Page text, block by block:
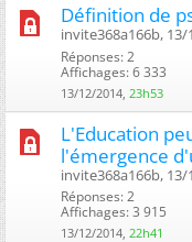
Définition de
invite368a166b, 13/
Réponses: 2
Affichages: 6 333
13/12/2014, 23h53
L'Education
l'émergence
invite368a166b, 13/
Réponses: 2
Affichages: 3 915
13/12/2014, 22h41